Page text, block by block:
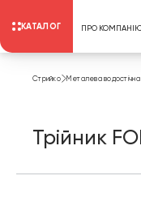
КАТАЛОГ ПРО
Стрийко Металева
Трійник